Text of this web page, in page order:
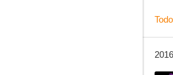
Todo
2016